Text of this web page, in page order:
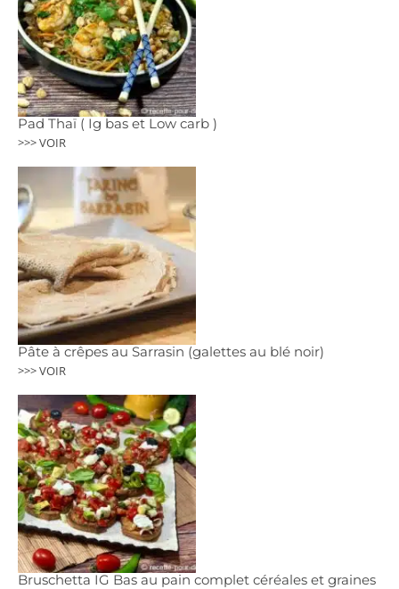
Pad Thaï ( Ig bas et Low carb )
>>> VOIR
Pâte à crêpes au Sarrasin (galettes au blé noir)
>>> VOIR
Bruschetta IG Bas au pain complet céréales et graines